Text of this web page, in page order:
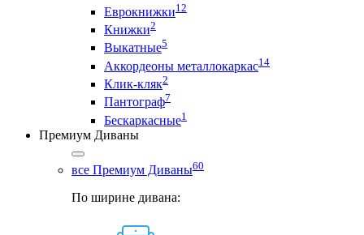
Еврокнижки12
Книжки2
Выкатные5
Аккордеоны металлокаркас14
Клик-кляк2
Пантограф7
Бескаркасные1
Премиум Диваны
все Премиум Диваны60
По ширине дивана: